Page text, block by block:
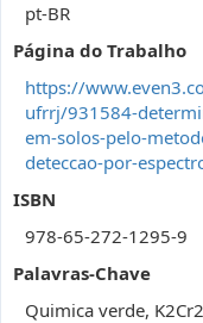
pt-BR
Página do Trabalho
https://
ufrrj/931584-
em-solos-pelo-
deteccao-por-
ISBN
978-65-272-1295-9
Palavras-Chave
Quimica verde,